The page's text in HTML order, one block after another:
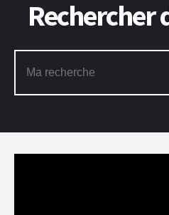
Rechercher